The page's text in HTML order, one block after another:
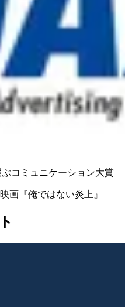
コミュニケーション大賞
画『俺ではない炎上』